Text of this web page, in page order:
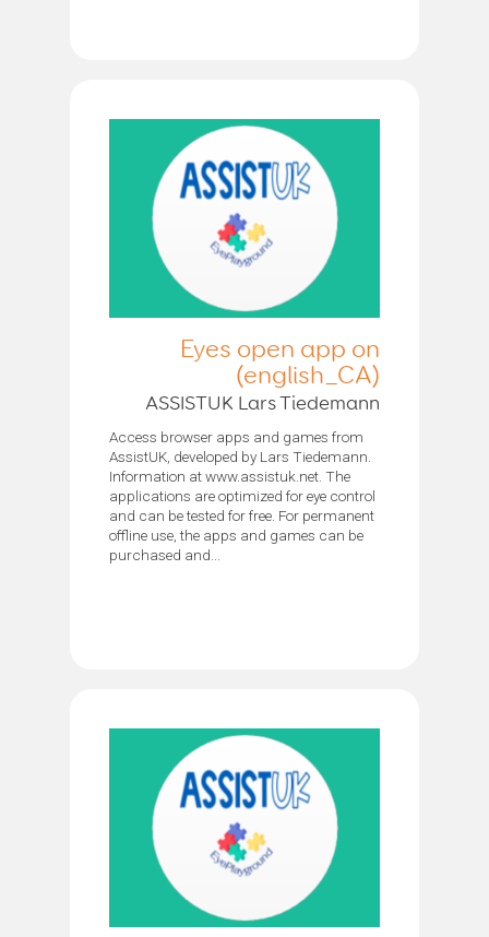
Eyes open app on
(english_CA)
ASSISTUK Lars Tiedemann
Access browser apps and games from
AssistUK, developed by Lars Tiedemann.
Information at www.assistuk.net. The
applications are optimized for eye control
and can be tested for free. For permanent
offline use, the apps and games can be
purchased and...